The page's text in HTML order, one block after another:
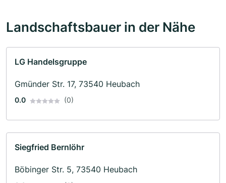
Landschaftsbauer in der Nähe
LG Handelsgruppe
Gmünder Str. 17, 73540 Heubach
0.0 (0)
Siegfried Bernlöhr
Böbinger Str. 5, 73540 Heubach